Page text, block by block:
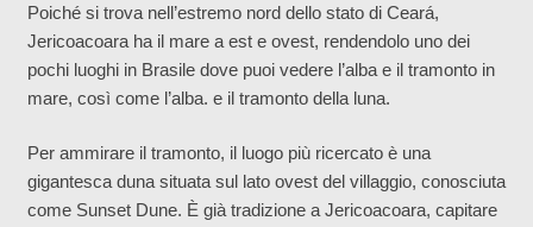
Poiché si trova nell’estremo nord dello stato di Ceará,
Jericoacoara ha il mare a est e ovest, rendendolo uno dei
pochi luoghi in Brasile dove puoi vedere l’alba e il tramonto in
mare, così come l’alba. e il tramonto della luna.
Per ammirare il tramonto, il luogo più ricercato è una
gigantesca duna situata sul lato ovest del villaggio, conosciuta
come Sunset Dune. È già tradizione a Jericoacoara, capitare